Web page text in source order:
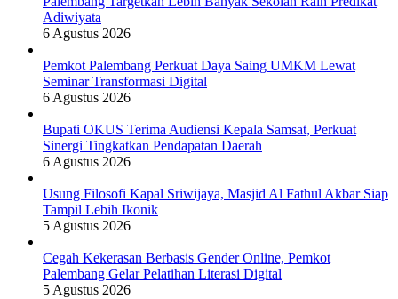
Adiwiyata
6 Agustus 2026
Pemkot Palembang Perkuat Daya Saing UMKM Lewat
Seminar Transformasi Digital
6 Agustus 2026
Bupati OKUS Terima Audiensi Kepala Samsat, Perkuat
Sinergi Tingkatkan Pendapatan Daerah
6 Agustus 2026
Usung Filosofi Kapal Sriwijaya, Masjid Al Fathul Akbar Siap
Tampil Lebih Ikonik
5 Agustus 2026
Cegah Kekerasan Berbasis Gender Online, Pemkot
Palembang Gelar Pelatihan Literasi Digital
5 Agustus 2026